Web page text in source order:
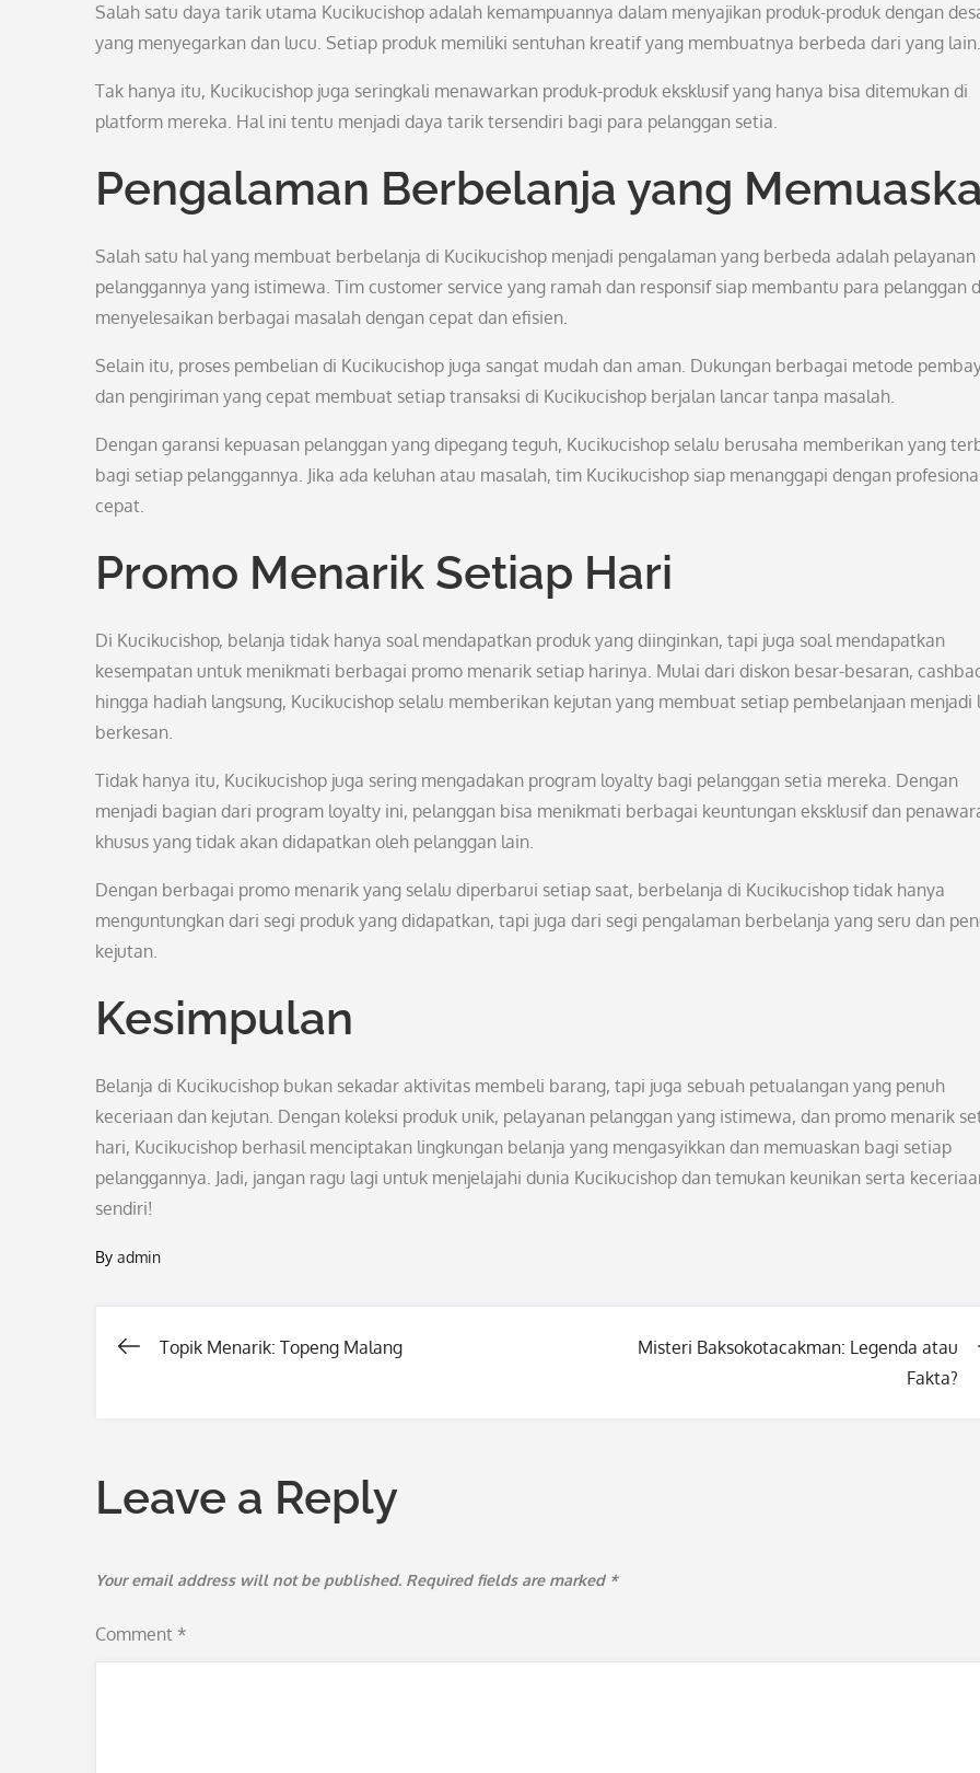
Salah satu daya tarik utama Kucikucishop adalah kemampuannya dalam menyajikan produk-produk dengan
yang menyegarkan dan lucu. Setiap produk memiliki sentuhan kreatif yang membuatnya berbeda dari yang lain.
Tak hanya itu, Kucikucishop juga seringkali menawarkan produk-produk eksklusif yang hanya bisa ditemukan di
platform mereka. Hal ini tentu menjadi daya tarik tersendiri bagi para pelanggan setia.
Pengalaman Berbelanja yang
Salah satu hal yang membuat berbelanja di Kucikucishop menjadi pengalaman yang berbeda adalah pelayanan
pelanggannya yang istimewa. Tim customer service yang ramah dan responsif siap membantu para pelanggan
menyelesaikan berbagai masalah dengan cepat dan efisien.
Selain itu, proses pembelian di Kucikucishop juga sangat mudah dan aman. Dukungan berbagai metode
dan pengiriman yang cepat membuat setiap transaksi di Kucikucishop berjalan lancar tanpa masalah.
Dengan garansi kepuasan pelanggan yang dipegang teguh, Kucikucishop selalu berusaha memberikan yang
bagi setiap pelanggannya. Jika ada keluhan atau masalah, tim Kucikucishop siap menanggapi dengan
cepat.
Promo Menarik Setiap Hari
Di Kucikucishop, belanja tidak hanya soal mendapatkan produk yang diinginkan, tapi juga soal mendapatkan
kesempatan untuk menikmati berbagai promo menarik setiap harinya. Mulai dari diskon besar-besaran,
hingga hadiah langsung, Kucikucishop selalu memberikan kejutan yang membuat setiap pembelanjaan menjadi
berkesan.
Tidak hanya itu, Kucikucishop juga sering mengadakan program loyalty bagi pelanggan setia mereka. Dengan
menjadi bagian dari program loyalty ini, pelanggan bisa menikmati berbagai keuntungan eksklusif dan
khusus yang tidak akan didapatkan oleh pelanggan lain.
Dengan berbagai promo menarik yang selalu diperbarui setiap saat, berbelanja di Kucikucishop tidak hanya
menguntungkan dari segi produk yang didapatkan, tapi juga dari segi pengalaman berbelanja yang seru dan
kejutan.
Kesimpulan
Belanja di Kucikucishop bukan sekadar aktivitas membeli barang, tapi juga sebuah petualangan yang penuh
keceriaan dan kejutan. Dengan koleksi produk unik, pelayanan pelanggan yang istimewa, dan promo menarik
hari, Kucikucishop berhasil menciptakan lingkungan belanja yang mengasyikkan dan memuaskan bagi setiap
pelanggannya. Jadi, jangan ragu lagi untuk menjelajahi dunia Kucikucishop dan temukan keunikan serta
sendiri!
By admin
Post
Topik Menarik: Topeng Malang
Misteri Baksokotacakman: Legenda atau
Fakta?
Leave a Reply
Your email address will not be published. Required fields are marked *
Comment *